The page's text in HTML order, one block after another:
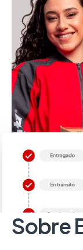
Sobre